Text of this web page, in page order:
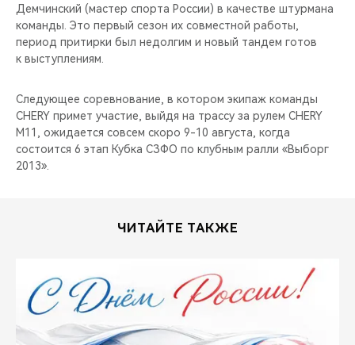
Демчинский (мастер спорта России) в качестве штурмана
команды. Это первый сезон их совместной работы,
период притирки был недолгим и новый тандем готов
к выступлениям.
Следующее соревнование, в котором экипаж команды
CHERY примет участие, выйдя на трассу за рулем CHERY
M11, ожидается совсем скоро 9-10 августа, когда
состоится 6 этап Кубка СЗФО по клубным ралли «Выборг
2013».
ЧИТАЙТЕ ТАКЖЕ